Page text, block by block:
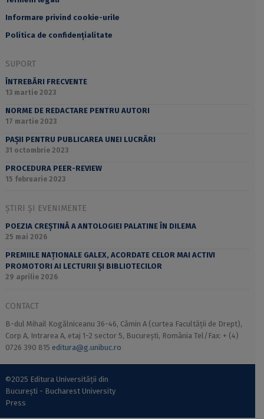
Informare privind cookie-urile
Politica de confidențialitate
SUPORT
ÎNTREBĂRI FRECVENTE
13 martie 2023
NORME DE REDACTARE PENTRU AUTORI
17 martie 2023
PAȘII PENTRU PUBLICAREA UNEI LUCRĂRI
31 octombrie 2023
PROCEDURA PEER-REVIEW
15 februarie 2023
ȘTIRI ȘI EVENIMENTE
POEZIA CREȘTINĂ A ANTOLOGIEI PALATINE ÎN DILEMA
25 mai 2026
PREMIILE NAȚIONALE GALEX, ACORDATE CELOR MAI ACTIVI
PROMOTORI AI LECTURII ȘI BIBLIOTECILOR
29 aprilie 2026
CONTACT
B-dul Mihail Kogălniceanu 36-46, Cămin A (curtea Facultății de Drept),
Corp A, Intrarea A, etaj 1-2 sector 5, București, România Tel/Fax: + (4)
0726 390 815 editura@g.unibuc.ro
©2025 Editura Universității din
București - Bucharest University
Press